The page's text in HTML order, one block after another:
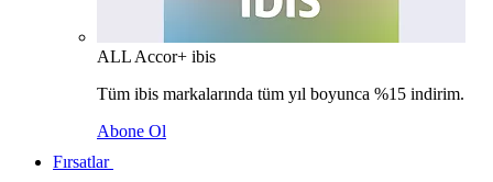
ALL Accor+ ibis
Tüm ibis markalarında tüm yıl boyunca %15 indirim.
Abone Ol
Fırsatlar